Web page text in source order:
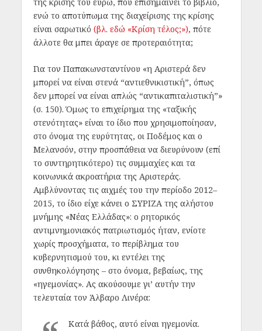
ενώ το αποτύπωμα της διαχείρισης της κρίσης
είναι σαρωτικό (βλ. εδώ «Κρίση τέλος;»), πότε
άλλοτε θα μπει άραγε σε προτεραιότητα;
Για τον Παπακωνσταντίνου «η Αριστερά δεν
μπορεί να είναι στενά “αντιεθνικιστική”, όπως
δεν μπορεί να είναι απλώς “αντικαπιταλιστική”»
(σ. 150). Όμως το επιχείρημα της «ταξικής
στενότητας» είναι το ίδιο που χρησιμοποίησαν,
στο όνομα της ευρύτητας, οι Ποδέμος και ο
Μελανσόν, στην προσπάθεια να διευρύνουν (επί
το συντηρητικότερο) τις συμμαχίες και τα
κοινωνικά ακροατήρια της Αριστεράς.
Αμβλύνοντας τις αιχμές του την περίοδο 2012–
2015, το ίδιο είχε κάνει ο ΣΥΡΙΖΑ της αλήστου
μνήμης «Νέας Ελλάδας»: ο ρητορικός
αντιμνημονιακός πατριωτισμός ήταν, ενίοτε
χωρίς προσχήματα, το περίβλημα του
κυβερνητισμού του, κι εντέλει της
συνθηκολόγησης – στο όνομα, βεβαίως, της
«ηγεμονίας». Ας ακούσουμε γι’ αυτήν την
τελευταία τον Άλβαρο Λινέρα:
Κατά βάθος, αυτό είναι ηγεμονία.